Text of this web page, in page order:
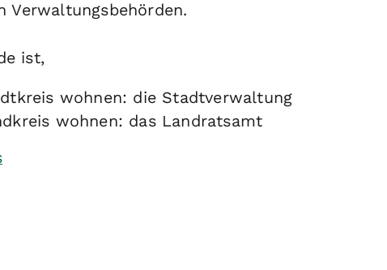
Verwaltungsbehörden.
ist,
wohnen: die Stadtverwaltung
wohnen: das Landratsamt